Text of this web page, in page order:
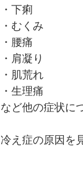
・下痢
・むくみ
・腰痛
・肩凝り
・肌荒れ
・生理痛
など他の症状に
冷え症の原因を